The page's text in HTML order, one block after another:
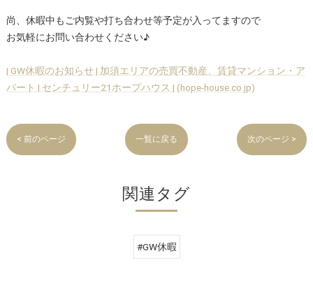
尚、休暇中もご内覧や打ち合わせ等予定が入ってますので
お気軽にお問い合わせください♪
| GW休暇のお知らせ | 加須エリアの売買不動産、賃貸マンション・ア
パート | センチュリー21ホープハウス | (hope-house.co.jp)
< 前のページ 一覧に戻る 次のページ >
関連タグ
#GW休暇